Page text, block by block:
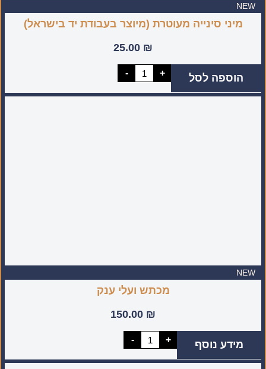
NEW
מיני סינייה מעוטרת (מיוצר בעבודת יד בישראל)
25.00 ₪
-
כמות
של
סינייה
+ הוספה לסל
NEW
מכתש ועלי ענק
150.00 ₪
-
כמות
של
ועלי
+ מידע נוסף